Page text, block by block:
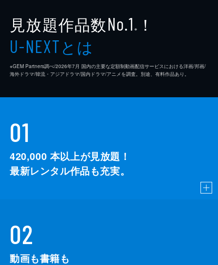
見放題作品数No.1 ※ ！
U-NEXTとは
※GEM Partners調べ/2026年7⽉ 国内の主要な定額制動画配信サービスにおける洋画/邦画/
海外ドラマ/韓流・アジアドラマ/国内ドラマ/アニメを調査。別途、有料作品あり。
01
420,000 本以上が見放題！
最新レンタル作品も充実。
02
動画も書籍も